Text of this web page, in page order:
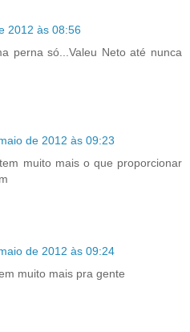
2012 às 08:56
perna só...Valeu Neto até nunca
de 2012 às 09:23
muito mais o que proporcionar
de 2012 às 09:24
muito mais pra gente